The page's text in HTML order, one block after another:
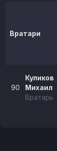
Вратари
90
Куликов
Михаил
Вратарь